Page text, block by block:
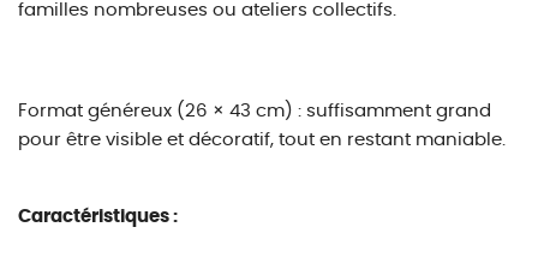
familles nombreuses ou ateliers collectifs.
Format généreux (26 × 43 cm) : suffisamment grand
pour être visible et décoratif, tout en restant maniable.
Caractéristiques :